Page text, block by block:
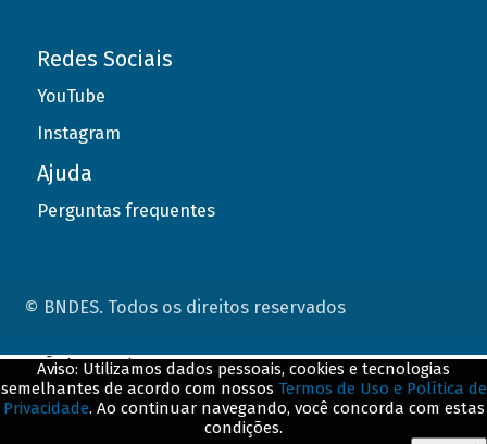
Redes Sociais
YouTube
Instagram
Ajuda
Perguntas frequentes
© BNDES. Todos os direitos reservados
Aviso: Utilizamos dados pessoais, cookies e tecnologias
semelhantes de acordo com nossos Termos de Uso e Política de
Privacidade. Ao continuar navegando, você concorda com estas
condições.
ConteÃºdo complementar
${title}${badge}